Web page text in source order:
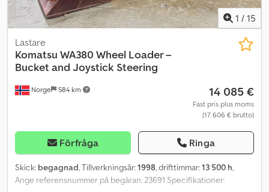
1 / 15
Norge 584 km
Lastare
Komatsu WA380 Wheel Loader –
Bucket and Joystick Steering
14 085 €
Fast pris plus moms
(17 606 € brutto)
Förfråga Ringa
Skick: begagnad, Tillverkningsår:1998, drifttimmar:13 500 h,
Ange referensnummer på begäran: 23691 Specifikationer: